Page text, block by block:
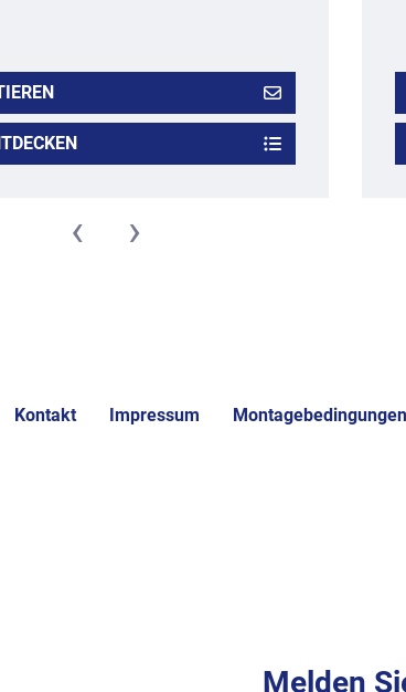
‹ ›
Kontakt Impressum Montagebedingungen
Melden